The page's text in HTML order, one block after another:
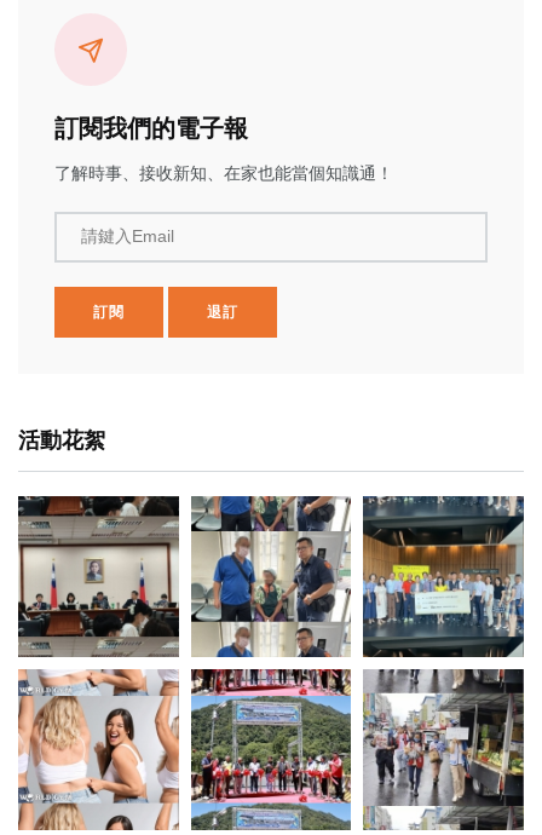
訂閱我們的電子報
了解時事、接收新知、在家也能當個知識通！
請鍵入Email
訂閱 退訂
活動花絮